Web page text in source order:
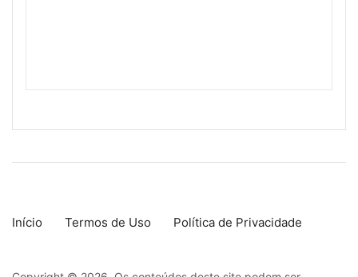
Início Termos de Uso Política de Privacidade